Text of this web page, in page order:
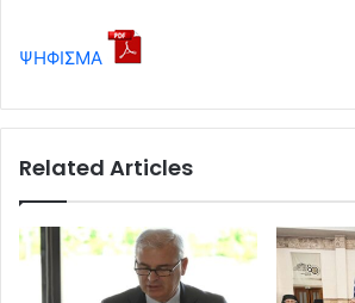
ΨΗΦΙΣΜΑ
Related Articles